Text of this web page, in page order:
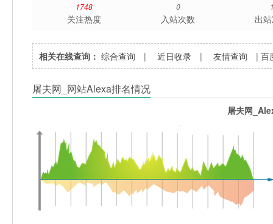
1748
关注热度
0
入站次数 出
相关在线查询： 综合查询 |近日收录 |友情查询 |百
屠夫网_网站Alexa排名情况
屠夫网